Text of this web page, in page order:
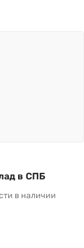
в СПБ
в наличии